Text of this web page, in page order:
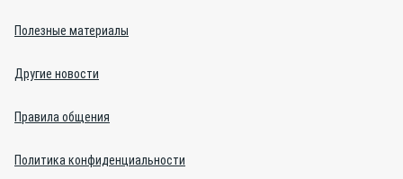
Полезные материалы
Другие новости
Правила общения
Политика конфиденциальности